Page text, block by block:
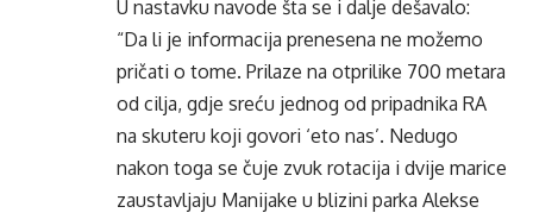
U nastavku navode šta se i dalje dešavalo:
“Da li je informacija prenesena ne možemo
pričati o tome. Prilaze na otprilike 700 metara
od cilja, gdje sreću jednog od pripadnika RA
na skuteru koji govori ‘eto nas’. Nedugo
nakon toga se čuje zvuk rotacija i dvije marice
zaustavljaju Manijake u blizini parka Alekse